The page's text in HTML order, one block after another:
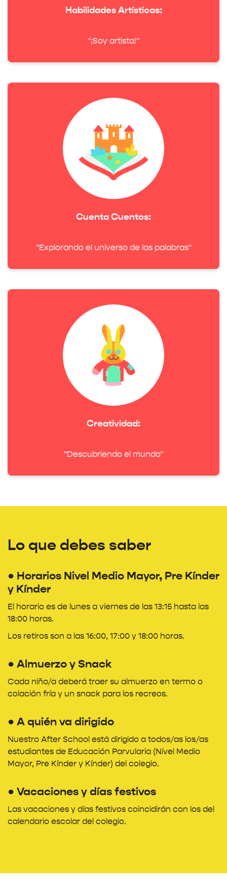
Habilidades Artísticas:
"¡Soy artista!"
Cuenta Cuentos:
"Explorando el universo de las palabras"
Creatividad:
"Descubriendo el mundo"
Lo que debes saber
● Horarios Nivel Medio Mayor, Pre Kínder
y Kínder
El horario es de lunes a viernes de las 13:15 hasta las
18:00 horas.
Los retiros son a las 16:00, 17:00 y 18:00 horas.
● Almuerzo y Snack
Cada niño/a deberá traer su almuerzo en termo o
colación fría y un snack para los recreos.
● A quién va dirigido
Nuestro After School está dirigido a todos/as los/as
estudiantes de Educación Parvularia (Nivel Medio
Mayor, Pre Kínder y Kínder) del colegio.
● Vacaciones y días festivos
Las vacaciones y días festivos coincidirán con los del
calendario escolar del colegio.